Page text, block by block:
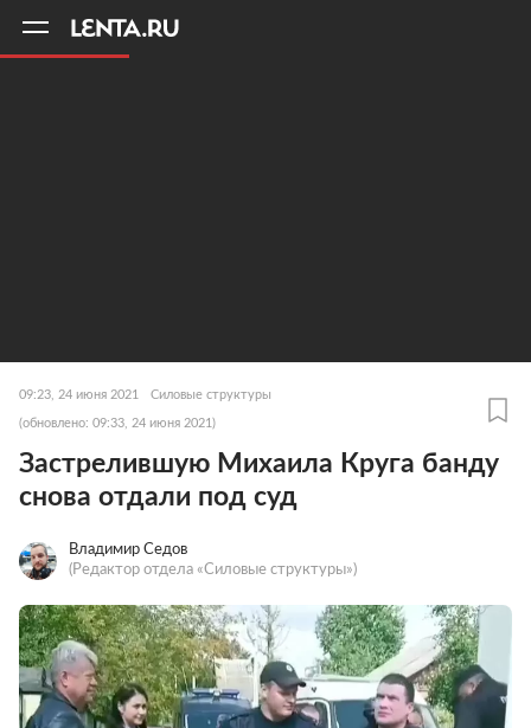
09:23, 24 июня 2021 Силовые структуры
(обновлено: 09:33, 24 июня 2021)
Застрелившую Михаила Круга банду
снова отдали под суд
Владимир Седов
(Редактор отдела «Силовые структуры»)